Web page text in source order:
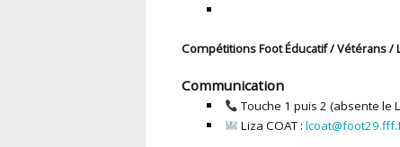
Compétitions Foot Éducatif /Vétérans /
Communication
Touche 1 puis 2 (absente le
Liza COAT :